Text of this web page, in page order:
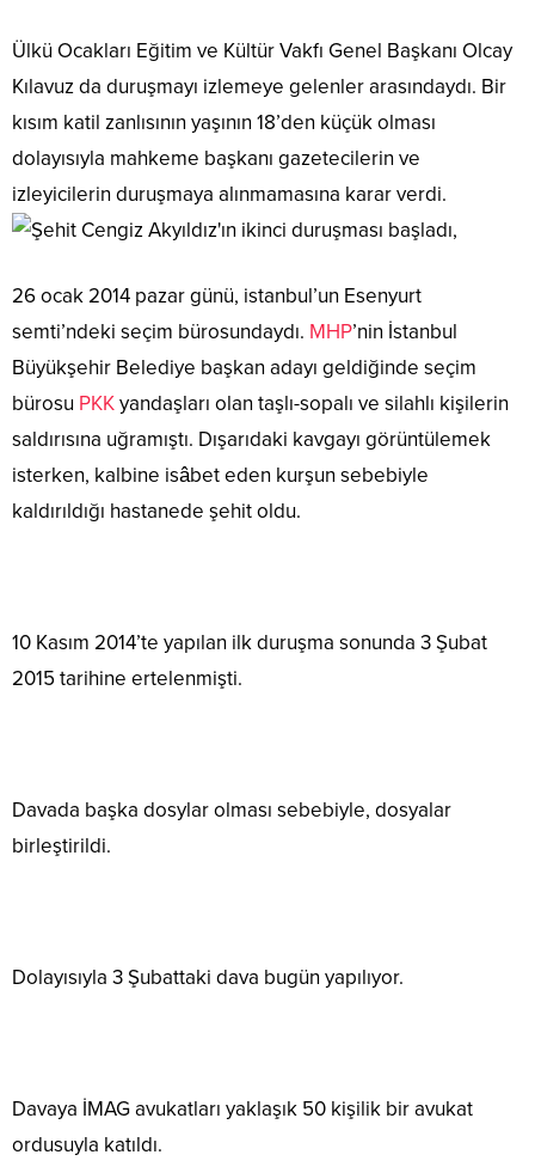
Ülkü Ocakları Eğitim ve Kültür Vakfı Genel Başkanı Olcay
Kılavuz da duruşmayı izlemeye gelenler arasındaydı. Bir
kısım katil zanlısının yaşının 18’den küçük olması
dolayısıyla mahkeme başkanı gazetecilerin ve
izleyicilerin duruşmaya alınmamasına karar verdi.
26 ocak 2014 pazar günü, istanbul’un Esenyurt
semti’ndeki seçim bürosundaydı. MHP’nin İstanbul
Büyükşehir Belediye başkan adayı geldiğinde seçim
bürosu PKKyandaşları olan taşlı-sopalı ve silahlı kişilerin
saldırısına uğramıştı. Dışarıdaki kavgayı görüntülemek
isterken, kalbine isâbet eden kurşun sebebiyle
kaldırıldığı hastanede şehit oldu.
10 Kasım 2014’te yapılan ilk duruşma sonunda 3 Şubat
2015 tarihine ertelenmişti.
Davada başka dosylar olması sebebiyle, dosyalar
birleştirildi.
Dolayısıyla 3 Şubattaki dava bugün yapılıyor.
Davaya İMAG avukatları yaklaşık 50 kişilik bir avukat
ordusuyla katıldı.